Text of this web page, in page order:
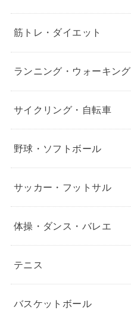
筋トレ・ダイエット
ランニング・ウォーキング
サイクリング・自転車
野球・ソフトボール
サッカー・フットサル
体操・ダンス・バレエ
テニス
バスケットボール